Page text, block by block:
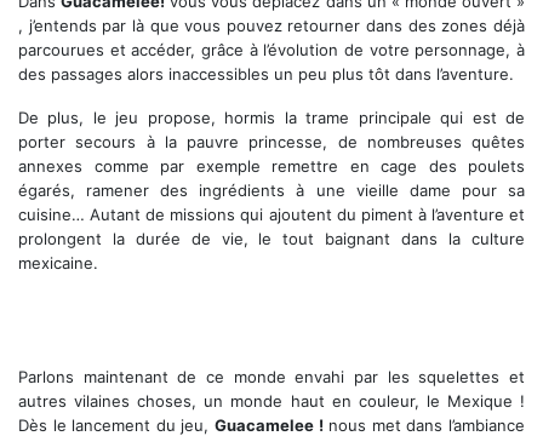
, j’entends par là que vous pouvez retourner dans des zones déjà
parcourues et accéder, grâce à l’évolution de votre personnage, à
des passages alors inaccessibles un peu plus tôt dans l’aventure.
De plus, le jeu propose, hormis la trame principale qui est de
porter secours à la pauvre princesse, de nombreuses quêtes
annexes comme par exemple remettre en cage des poulets
égarés, ramener des ingrédients à une vieille dame pour sa
cuisine… Autant de missions qui ajoutent du piment à l’aventure et
prolongent la durée de vie, le tout baignant dans la culture
mexicaine.
Parlons maintenant de ce monde envahi par les squelettes et
autres vilaines choses, un monde haut en couleur, le Mexique !
Dès le lancement du jeu, Guacamelee ! nous met dans l’ambiance